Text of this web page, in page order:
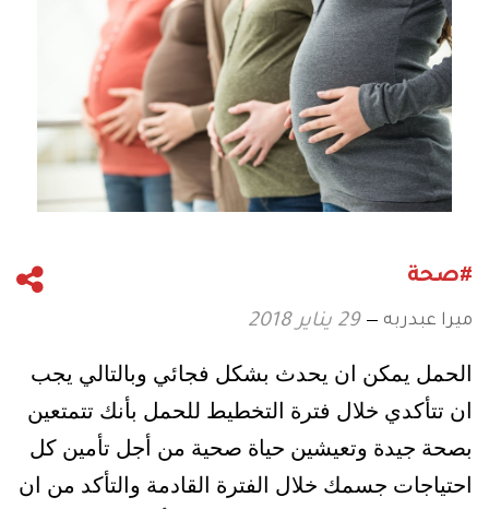
#صحة
ميرا عبدربه 29 يناير 2018
الحمل يمكن ان يحدث بشكل فجائي وبالتالي يجب
ان تتأكدي خلال فترة التخطيط للحمل بأنك تتمتعين
بصحة جيدة وتعيشين حياة صحية من أجل تأمين كل
احتياجات جسمك خلال الفترة القادمة والتأكد من ان